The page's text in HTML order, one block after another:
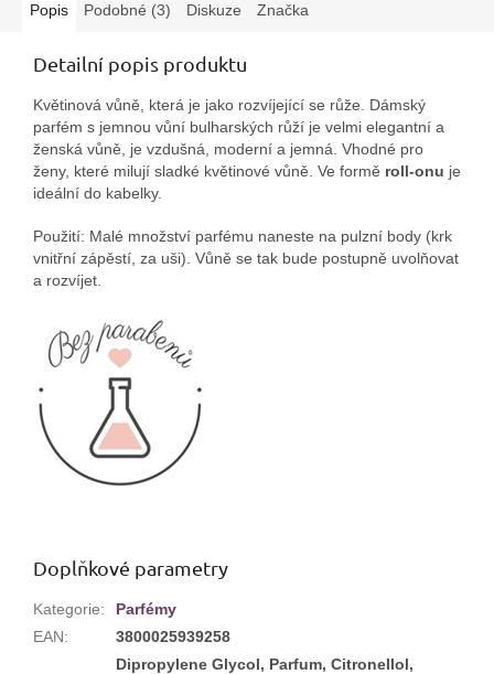
Popis Podobné (3) Diskuze Značka
Detailní popis produktu
Květinová vůně, která je jako rozvíjející se růže. Dámský
parfém s jemnou vůní bulharských růží je velmi elegantní a
ženská vůně, je vzdušná, moderní a jemná. Vhodné pro
ženy, které milují sladké květinové vůně. Ve formě roll-onu je
ideální do kabelky.
Použití: Malé množství parfému naneste na pulzní body (krk
vnitřní zápěstí, za uši). Vůně se tak bude postupně uvolňovat
a rozvíjet.
Doplňkové parametry
Kategorie:
Parfémy
EAN: 3800025939258
Dipropylene Glycol, Parfum, Citronellol,